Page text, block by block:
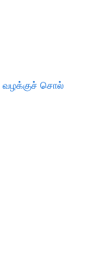
வழக்குச் சொல்